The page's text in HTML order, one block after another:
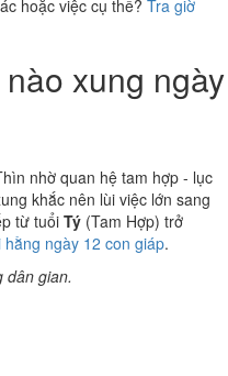
hoặc việc cụ thể? Tra giờ
xung ngày
nhờ quan hệ tam hợp - lục
khắc nên lùi việc lớn sang
từ tuổi Tý (Tam Hợp) trở
hằng ngày 12 con giáp.
dân gian.